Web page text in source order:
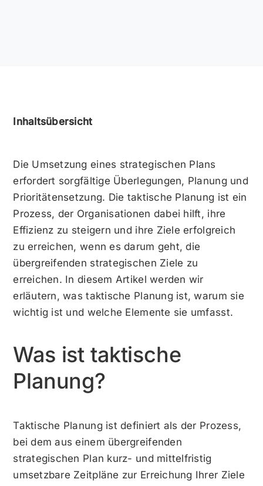
Inhaltsübersicht
Die Umsetzung eines strategischen Plans
erfordert sorgfältige Überlegungen, Planung und
Prioritätensetzung. Die taktische Planung ist ein
Prozess, der Organisationen dabei hilft, ihre
Effizienz zu steigern und ihre Ziele erfolgreich
zu erreichen, wenn es darum geht, die
übergreifenden strategischen Ziele zu
erreichen. In diesem Artikel werden wir
erläutern, was taktische Planung ist, warum sie
wichtig ist und welche Elemente sie umfasst.
Was ist taktische
Planung?
Taktische Planung ist definiert als der Prozess,
bei dem aus einem übergreifenden
strategischen Plan kurz- und mittelfristig
umsetzbare Zeitpläne zur Erreichung Ihrer Ziele